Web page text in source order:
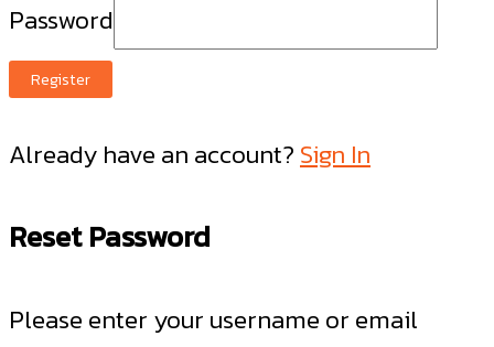
Password
Register
Already have an account? Sign In
Reset Password
Please enter your username or email